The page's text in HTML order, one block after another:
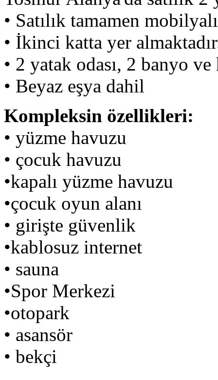
• Satılık tamamen mobilyalı
• İkinci katta yer
• 2 yatak odası, 2 banyo
• Beyaz eşya dahil
Kompleksin özellikleri:
• yüzme havuzu
• çocuk havuzu
•kapalı yüzme havuzu
•çocuk oyun alanı
• girişte güvenlik
•kablosuz internet
• sauna
•Spor Merkezi
•otopark
• asansör
• bekçi